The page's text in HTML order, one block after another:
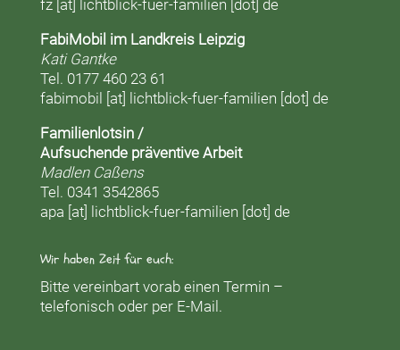
fz [at] lichtblick-fuer-familien [dot] de
FabiMobil im Landkreis Leipzig
Kati Gantke
Tel. 0177 460 23 61
fabimobil [at] lichtblick-fuer-familien [dot] de
Familienlotsin /
Aufsuchende präventive Arbeit
Madlen Caßens
Tel. 0341 3542865
apa [at] lichtblick-fuer-familien [dot] de
Wir haben Zeit für euch:
Bitte vereinbart vorab einen Termin –
telefonisch oder per E-Mail.